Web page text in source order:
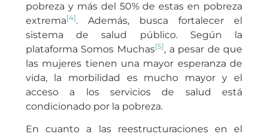
pobreza y más del 50% de estas en pobreza
extrema[4]. Además, busca fortalecer el
sistema de salud público. Según la
plataforma Somos Muchas[5], a pesar de que
las mujeres tienen una mayor esperanza de
vida, la morbilidad es mucho mayor y el
acceso a los servicios de salud está
condicionado por la pobreza.
En cuanto a las reestructuraciones en el